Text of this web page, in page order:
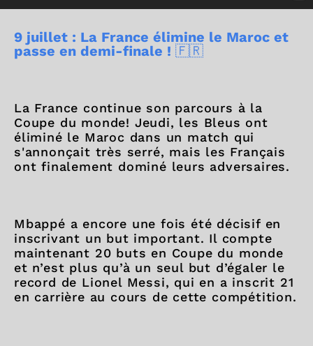
9 juillet : La France élimine le Maroc et
passe en demi-finale ! 🇫🇷
La France continue son parcours à la
Coupe du monde! Jeudi, les Bleus ont
éliminé le Maroc dans un match qui
s'annonçait très serré, mais les Français
ont finalement dominé leurs adversaires.
Mbappé a encore une fois été décisif en
inscrivant un but important. Il compte
maintenant 20 buts en Coupe du monde
et n’est plus qu’à un seul but d’égaler le
record de Lionel Messi, qui en a inscrit 21
en carrière au cours de cette compétition.